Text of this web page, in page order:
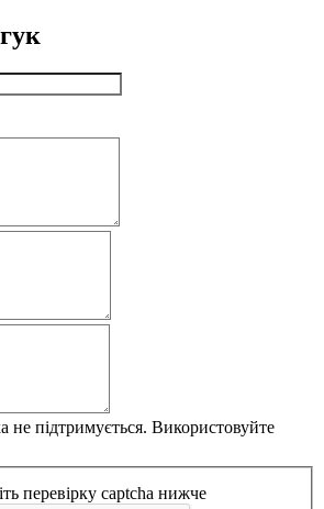
не підтримується. Використовуйте
перевірку captcha нижче